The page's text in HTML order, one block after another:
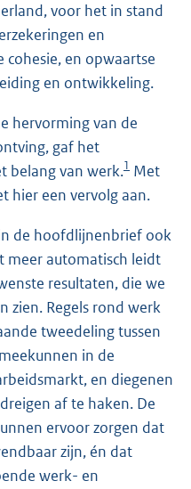
voor het in stand
en
cohesie, en opwaartse
en ontwikkeling.
hervorming van de
gaf het
belang van werk.1 Met
hier een vervolg aan.
de hoofdlijnenbrief ook
meer automatisch leidt
resultaten, die we
zien. Regels rond werk
tweedeling tussen
in de
en diegenen
af te haken. De
ervoor zorgen dat
zijn, én dat
werk- en